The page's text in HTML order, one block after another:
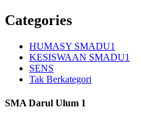
Categories
HUMASY SMADU1
KESISWAAN SMADU1
SENS
Tak Berkategori
SMA Darul Ulum 1